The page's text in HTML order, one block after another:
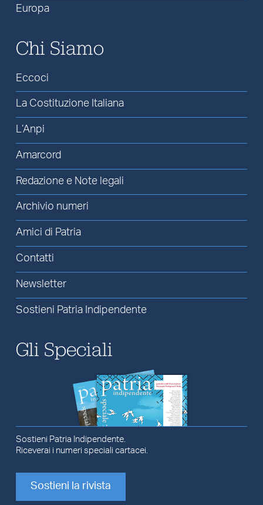
Europa
Chi Siamo
Eccoci
La Costituzione Italiana
L’Anpi
Amarcord
Redazione e Note legali
Archivio numeri
Amici di Patria
Contatti
Newsletter
Sostieni Patria Indipendente
Gli Speciali
Sostieni Patria Indipendente.
Riceverai i numeri speciali cartacei.
Sostieni la rivista